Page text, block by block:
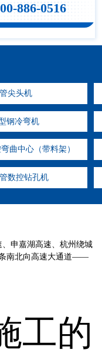
886-0516
尖头机
钢冷弯机
曲中心（带料架）
数控钻孔机
申嘉湖高速、杭州绕城
南北向高速大通道——
工的